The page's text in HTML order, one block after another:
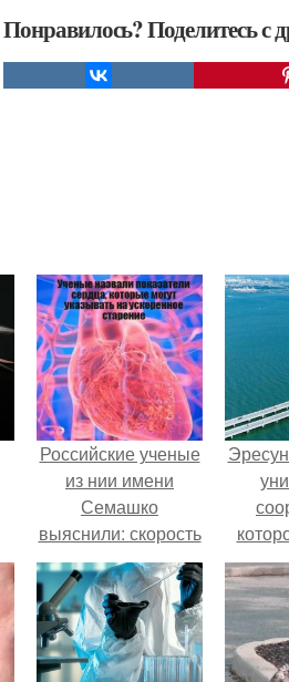
Понравилось? Поделитесь с
Российские ученые
из нии имени
Семашко
выяснили: скорость
старения напрямую
зависит от
состояния сосудов
и работы сердца.